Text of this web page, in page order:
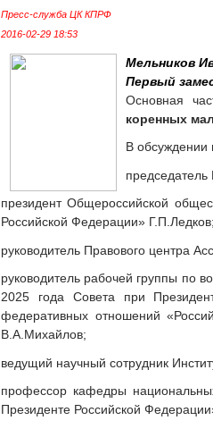
Пресс-служба ЦК КПРФ
2016-02-29 18:53
Мельников
Первый
Основная
коренных
В обсуждении
президент Общероссийской
Российской Федерации» Г.П.Ледков;
руководитель Правового центра
руководитель рабочей группы по
2025 года Совета при
федеративных отношений
В.А.Михайлов;
ведущий научный сотрудник
профессор кафедры
Президенте Российской